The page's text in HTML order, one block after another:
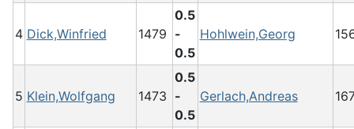
4 Dick,Winfried 1479
0.5
-
0.5
Hohlwein,Georg
5 Klein,Wolfgang 1473
0.5
-
0.5
Gerlach,Andreas